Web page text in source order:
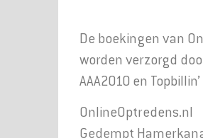
De boekingen van
worden verzorgd
AAA2010 en Topbillin’
OnlineOptredens.nl
Gedempt